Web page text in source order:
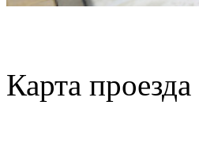
Карта